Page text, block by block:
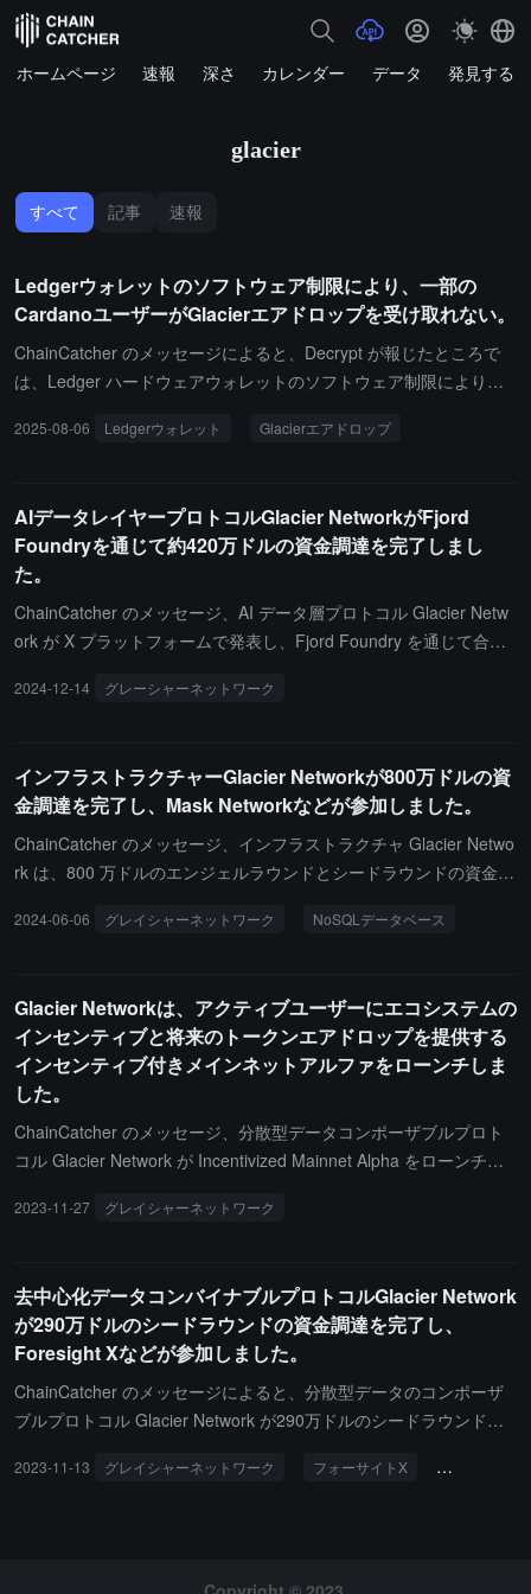
ホームページ 速報 深さ カレンダー データ 発見する
glacier
すべて 記事 速報
Ledgerウォレットのソフトウェア制限により、一部の
CardanoユーザーがGlacierエアドロップを受け取れない。
ChainCatcher のメッセージによると、Decrypt が報じたところで
は、Ledger ハードウェアウォレットのソフトウェア制限により、
つのブロックチェーンエコシステムで NIGHT トークンを配布する
ジを 31 バイトに制限しているためであり、エアドロップメッセー
ジは 251 バイトであり、現在のファームウェアではサポートされて
いません。Cardano の共同創設者である Charles Hoskinson 氏は、
これは Ledger ソフトウェアにおける Cardano 特有の問題であり、
7 月にフィードバックを行ったが、Ledger からは更新の時期が示
yed 氏もこの件を確認し、Ledger とコミュニケーションを取って
だ修正プログラムを発表していませんが、Cardano の開発者たちは
回避策を導入しています。Hoskinson 氏によると、このシステムは
「氷河エアドロップ」のペイロードをメタデータとして含む空のト
ランザクションを使用し、従来のメッセージ署名ではなくなるとの
れ、影響を受けたユーザーがトークンを請求できるようにする予定
2025-08-06 Ledgerウォレット Glacierエアドロップ
AIデータレイヤープロトコルGlacier NetworkがFjord
Foundryを通じて約420万ドルの資金調達を完了しまし
た。
ChainCatcher のメッセージ、AI データ層プロトコル Glacier Netw
ork が X プラットフォームで発表し、Fjord Foundry を通じて合計
Glacier Network は GLS トークンの総供給量の 10% が配分された
2024-12-14 グレーシャーネットワーク
インフラストラクチャーGlacier Networkが800万ドルの資
金調達を完了し、Mask Networkなどが参加しました。
ChainCatcher のメッセージ、インフラストラクチャ Glacier Netwo
rk は、800 万ドルのエンジェルラウンドとシードラウンドの資金調
ラウンドの資金提供者には、ForesightX、UOB Venture Manageme
Hackathon Stanford、Berkeley Blockchain Xcelerator、ForesightX
Accelerator Cohort および Aptos Grant Dao からの資金提供を受け
ました。また、Web3 資産データプラットフォーム RootData によ
ると、Glacier は Web3 Dapps のために完全に許可不要でスケーラ
ブルな NoSQL データベースを構築しています。
2024-06-06 グレイシャーネットワーク NoSQLデータベース
Glacier Networkは、アクティブユーザーにエコシステムの
インセンティブと将来のトークンエアドロップを提供する
インセンティブ付きメインネットアルファをローンチしま
した。
ChainCatcher のメッセージ、分散型データコンポーザブルプロト
コル Glacier Network が Incentivized Mainnet Alpha をローンチ
lacierDB を使用してデータを管理でき、アクティブユーザーはエコ
と、今年 11 月に Glacier Network は 290 万ドルのシードラウンド
資金調達を行いました。Foresight X、UOB Venture Managemen
t、Signum Capital、Cogitent Ventures、Gate Labs などが参加して
います。Arweave エコシステムの PermaDao、Stanford Boundless
Hackathon、Aptos Grant Dao、Foresight X Accelerator などから
2023-11-27 グレイシャーネットワーク
去中心化データコンバイナブルプロトコルGlacier Network
が290万ドルのシードラウンドの資金調達を完了し、
Foresight Xなどが参加しました。
ChainCatcher のメッセージによると、分散型データのコンポーザ
ブルプロトコル Glacier Network が290万ドルのシードラウンドの
num Capital、Cogitent Ventures、Gate Labsなどが参加しました。
2023-11-13 グレイシャーネットワーク フォーサイトX 投資と融資